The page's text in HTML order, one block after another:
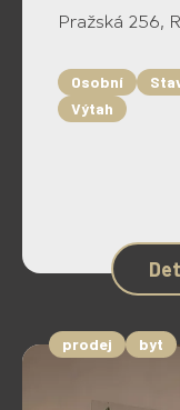
Pražská 256,
Osobní
Výtah
prodej byt